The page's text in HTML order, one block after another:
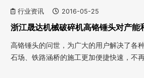
行业资讯 2016-05-25
浙江晟达机械破碎机高铬锤头对产能
高铬锤头的问世，为广大的用户解决了各
石场、铁路涵桥的施工更加便捷快速，不